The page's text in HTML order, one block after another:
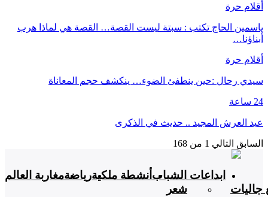
أقلام حرة
ياسمين الحاج تكتب : سبتة ليست القصة… القصة هي لماذا هرب
أبناؤنا…
أقلام حرة
سيدي رحال :حين ينطفئ الضوء… ينكشف حجم المعاناة
24 ساعة
عيد العرش المجيد .. حديث في الذكرى
السابق التالي 1 من 168
جاليات
ابداعات الشباب
شعر
أنشطة ملكيةرياضةمغاربة العالم